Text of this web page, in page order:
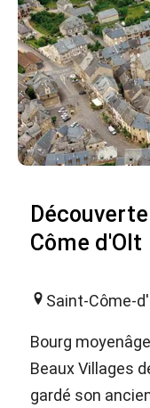
Côme d'Olt
Saint-Côme-
Bourg
Beaux Villages
gardé son